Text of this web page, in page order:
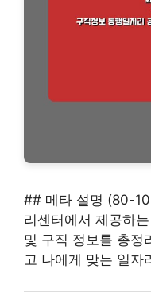
## 메타 설명 (80-
리센터에서 제공하
및 구직 정보를 총정
고 나에게 맞는 일자